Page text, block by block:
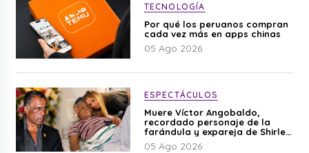
TECNOLOGÍA
Por qué los peruanos compran
cada vez más en apps chinas
05 Ago 2026
ESPECTÁCULOS
Muere Víctor Angobaldo,
recordado personaje de la
farándula y expareja de Shirley
Cherres
05 Ago 2026